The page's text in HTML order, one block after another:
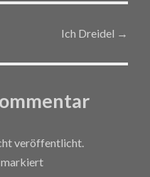
Ich Dreidel →
veröffentlicht.
markiert